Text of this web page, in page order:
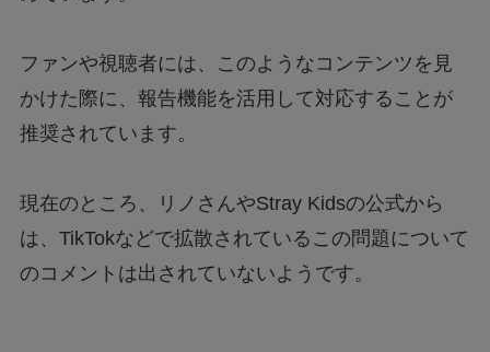
ファンや視聴者には、このようなコンテンツを見
かけた際に、報告機能を活用して対応することが
推奨されています。
現在のところ、リノさんやStray Kidsの公式から
は、TikTokなどで拡散されているこの問題について
のコメントは出されていないようです。